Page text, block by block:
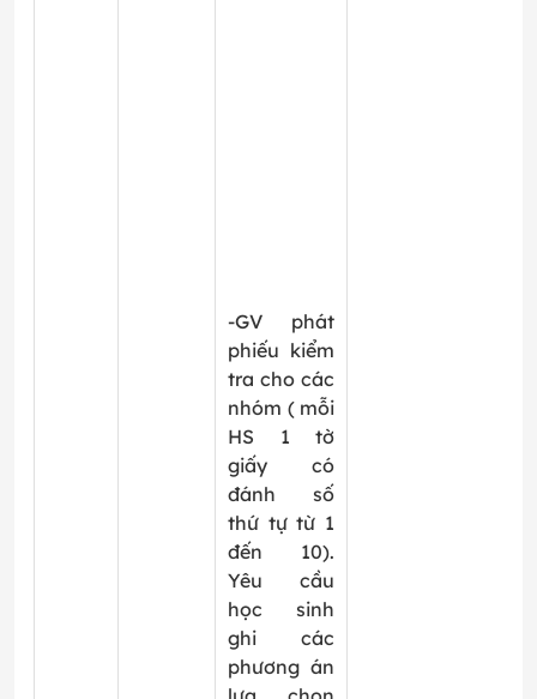
-GV phát
phiếu kiểm
tra cho các
nhóm ( mỗi
HS 1 tờ
giấy có
đánh số
thứ tự từ 1
đến 10).
Yêu cầu
học sinh
ghi các
phương án